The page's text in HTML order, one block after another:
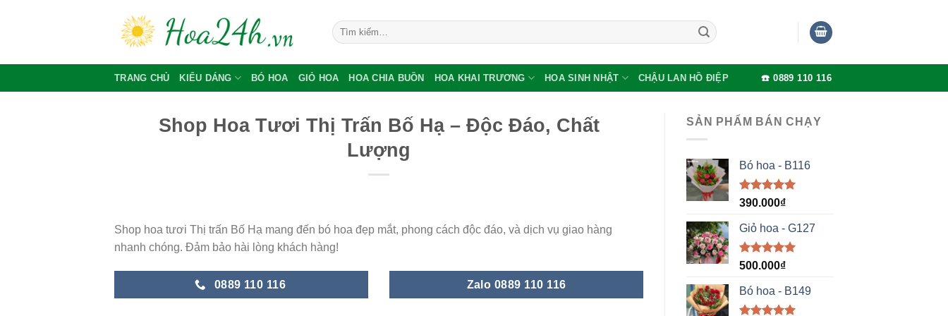
Tìm
kiếm:
TRANG CHỦ KIỂU DÁNG BÓ HOA GIỎ HOA HOA CHIA BUỒN HOA KHAI TRƯƠNG HOA SINH NHẬT CHẬU LAN HỒ ĐIỆP ☎️ 0889 110 116
Shop Hoa Tươi Thị Trấn Bố Hạ – Độc Đáo, Chất
Lượng
Shop hoa tươi Thị trấn Bố Hạ mang đến bó hoa đẹp mắt, phong cách độc đáo, và dịch vụ giao hàng
nhanh chóng. Đảm bảo hài lòng khách hàng!
0889 110 116 Zalo 0889 110 116
SẢN PHẨM BÁN CHẠY
Bó hoa - B116
Được xếp
5 sao
390.000₫
Giỏ hoa - G127
Được xếp
5 sao
500.000₫
Bó hoa - B149